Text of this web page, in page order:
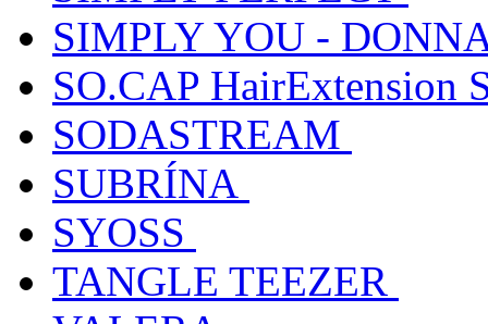
SIMPLY YOU -
SO.CAP HairExtension
SODASTREAM
SUBRÍNA
SYOSS
TANGLE TEEZER